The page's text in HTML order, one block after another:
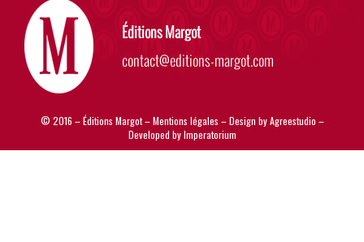
Éditions Margot
contact@editions-margot.com
© 2016 – Éditions Margot –Mentions légales – Design byAgreestudio –
Developed byImperatorium